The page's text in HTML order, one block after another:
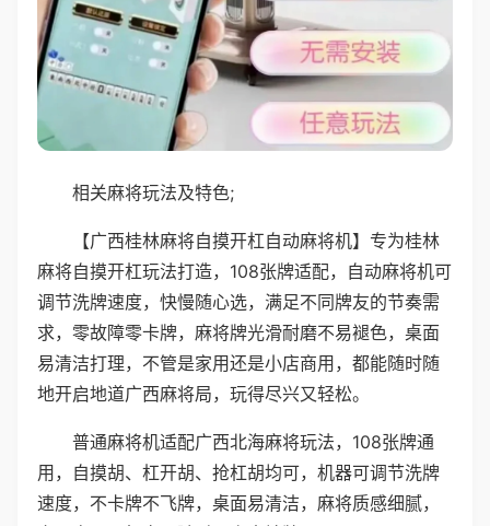
相关麻将玩法及特色;
【广西桂林麻将自摸开杠自动麻将机】专为桂林
麻将自摸开杠玩法打造，108张牌适配，自动麻将机可
调节洗牌速度，快慢随心选，满足不同牌友的节奏需
求，零故障零卡牌，麻将牌光滑耐磨不易褪色，桌面
易清洁打理，不管是家用还是小店商用，都能随时随
地开启地道广西麻将局，玩得尽兴又轻松。
普通麻将机适配广西北海麻将玩法，108张牌通
用，自摸胡、杠开胡、抢杠胡均可，机器可调节洗牌
速度，不卡牌不飞牌，桌面易清洁，麻将质感细腻，